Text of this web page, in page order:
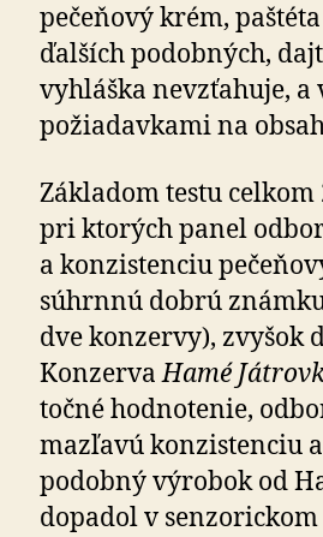
pečeňový krém,
ďalších podobných,
vyhláška nevzťahuje,
požiadavkami na
Základom testu
pri ktorých panel
a konzistenciu
súhrnnú dobrú
dve konzervy), zvyšok
KonzervaHamé
točné hod­no­tenie,
mazľavú kon­zis­tenciu
podobný výrobok od
dopadol v